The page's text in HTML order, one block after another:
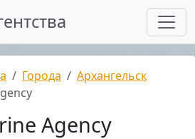
Города
Архангельск
Agency